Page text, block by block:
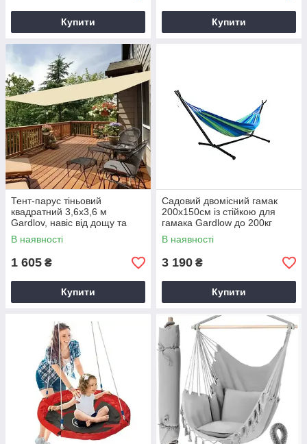
Купити Купити
Тент-парус тіньовий
квадратний 3,6х3,6 м
Gardlov, навіс від дощу та
сонця, Бежевий (23165)
В наявності
1 605 ₴
Купити
Садовий двомісний гамак
200х150см із стійкою для
гамака Gardlow до 200кг
В наявності
3 190 ₴
Купити